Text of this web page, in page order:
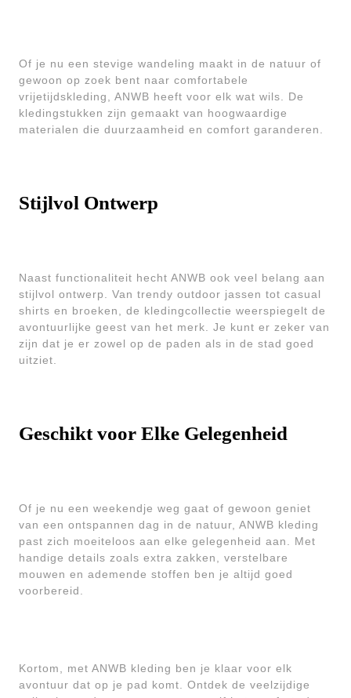
Of je nu een stevige wandeling maakt in de natuur of
gewoon op zoek bent naar comfortabele
vrijetijdskleding, ANWB heeft voor elk wat wils. De
kledingstukken zijn gemaakt van hoogwaardige
materialen die duurzaamheid en comfort garanderen.
Stijlvol Ontwerp
Naast functionaliteit hecht ANWB ook veel belang aan
stijlvol ontwerp. Van trendy outdoor jassen tot casual
shirts en broeken, de kledingcollectie weerspiegelt de
avontuurlijke geest van het merk. Je kunt er zeker van
zijn dat je er zowel op de paden als in de stad goed
uitziet.
Geschikt voor Elke Gelegenheid
Of je nu een weekendje weg gaat of gewoon geniet
van een ontspannen dag in de natuur, ANWB kleding
past zich moeiteloos aan elke gelegenheid aan. Met
handige details zoals extra zakken, verstelbare
mouwen en ademende stoffen ben je altijd goed
voorbereid.
Kortom, met ANWB kleding ben je klaar voor elk
avontuur dat op je pad komt. Ontdek de veelzijdige